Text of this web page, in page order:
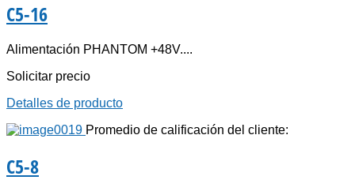
C5-16
Alimentación PHANTOM +48V....
Solicitar precio
Detalles de producto
Promedio de calificación del cliente:
C5-8